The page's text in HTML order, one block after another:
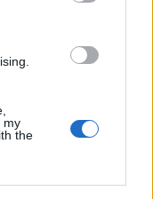
my
the